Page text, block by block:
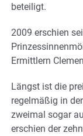
beteiligt.
2009 erschien
Ermittlern
Längst ist die
regelmäßig in
zweimal sogar
erschien der